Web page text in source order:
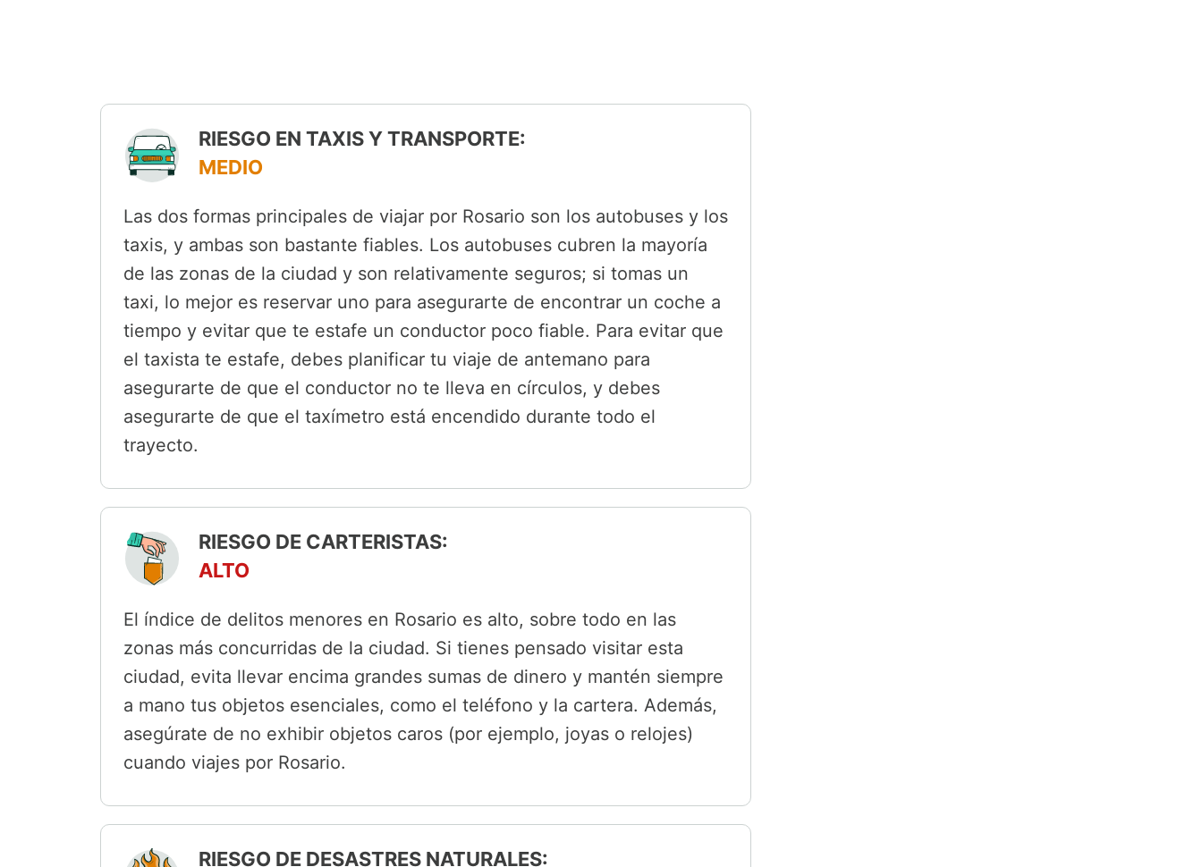
RIESGO EN TAXIS Y TRANSPORTE:
MEDIO
Las dos formas principales de viajar por Rosario son los autobuses y los
taxis, y ambas son bastante fiables. Los autobuses cubren la mayoría
de las zonas de la ciudad y son relativamente seguros; si tomas un
taxi, lo mejor es reservar uno para asegurarte de encontrar un coche a
tiempo y evitar que te estafe un conductor poco fiable. Para evitar que
el taxista te estafe, debes planificar tu viaje de antemano para
asegurarte de que el conductor no te lleva en círculos, y debes
asegurarte de que el taxímetro está encendido durante todo el
trayecto.
RIESGO DE CARTERISTAS:
ALTO
El índice de delitos menores en Rosario es alto, sobre todo en las
zonas más concurridas de la ciudad. Si tienes pensado visitar esta
ciudad, evita llevar encima grandes sumas de dinero y mantén siempre
a mano tus objetos esenciales, como el teléfono y la cartera. Además,
asegúrate de no exhibir objetos caros (por ejemplo, joyas o relojes)
cuando viajes por Rosario.
RIESGO DE DESASTRES NATURALES: